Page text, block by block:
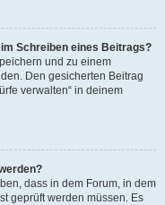
Schreiben eines Beitrags?
und zu einem
Den gesicherten Beitrag
verwalten“ in deinem
dass in dem Forum, in dem
geprüft werden müssen. Es